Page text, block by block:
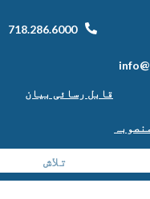
718.286.6000
قابل رسائی بیان